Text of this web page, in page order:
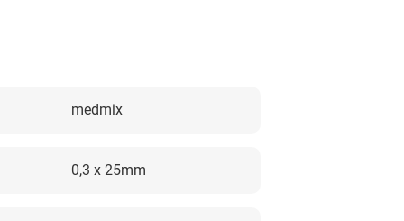
medmix
0,3 x 25mm